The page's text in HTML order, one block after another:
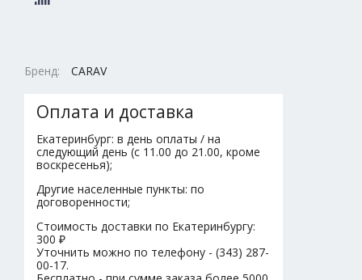
Бренд: CARAV
Оплата и доставка
Екатеринбург: в день оплаты / на
следующий день (с 11.00 до 21.00, кроме
воскресенья);
Другие населенные пункты: по
договоренности;
Стоимость доставки по Екатеринбургу:
300 ₽
Уточнить можно по телефону - (343) 287-
00-17.